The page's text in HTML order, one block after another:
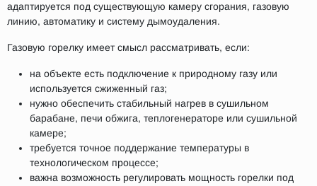
адаптируется под существующую камеру сгорания, газовую
линию, автоматику и систему дымоудаления.
Газовую горелку имеет смысл рассматривать, если:
на объекте есть подключение к природному газу или
используется сжиженный газ;
нужно обеспечить стабильный нагрев в сушильном
барабане, печи обжига, теплогенераторе или сушильной
камере;
требуется точное поддержание температуры в
технологическом процессе;
важна возможность регулировать мощность горелки под